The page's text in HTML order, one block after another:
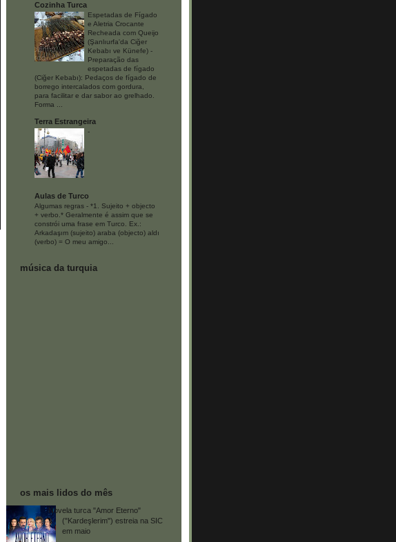
Cozinha Turca
Espetadas de Fígado
e Aletria Crocante
Recheada com Queijo
(Şanlıurfa'da Ciğer
Kebabı ve Künefe) -
Preparação das
espetadas de fígado
(Ciğer Kebabı): Pedaços de fígado de
borrego intercalados com gordura,
para facilitar e dar sabor ao grelhado.
Forma ...
Terra Estrangeira
-
Aulas de Turco
Algumas regras - *1. Sujeito + objecto
+ verbo.* Geralmente é assim que se
constrói uma frase em Turco. Ex.:
Arkadaşım (sujeito) araba (objecto) aldı
(verbo) = O meu amigo...
música da turquia
os mais lidos do mês
Novela turca "Amor Eterno"
("Kardeşlerim") estreia na SIC
em maio